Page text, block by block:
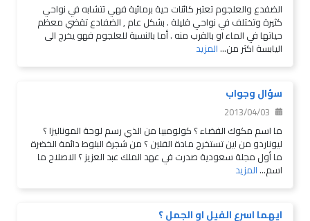
الضفدع والعلجوم تعتبر كائنات حية برمائية فهي تتشابه في نواحي
كثيرة وتختلف في نواحي قليلة . بشكل عام , الضفادع تقضي معظم
حياتها في الماء او بالقرب منه . أما بالنسبة للعلجوم فهو يخرج الى
اليابسة اكثر من...المزيد
سؤال وجواب
2013/04/03
ما اسم مكوك الفضاء ؟ كولومبيا من الذي رسم لوحة الموناليزا ؟
ليوناردو من اين تستخرج مادة الفلين ؟ من شجرة البلوط دائمة الخضرة
ما أول مجلة سعودية صدرت في عهد الملك عبد العزيز ؟ الاصلاح ما
اسم...المزيد
ايهما اسرع الفيل او الجمل ؟